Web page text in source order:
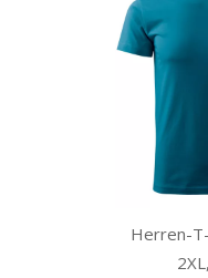
Herren-